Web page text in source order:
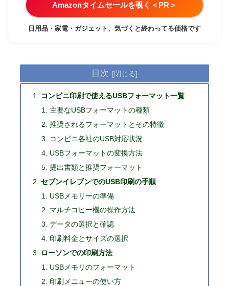
Amazonタイムセールを覗く＜PR＞
日用品・家電・ガジェット、気づくと終わってる価格です
目次
コンビニ印刷で使えるUSBフォーマット一覧
主要なUSBフォーマットの種類
推奨されるフォーマットとその特徴
コンビニ各社のUSB対応状況
USBフォーマットの変換方法
提出書類と推奨フォーマット
セブンイレブンでのUSB印刷の手順
USBメモリーの準備
マルチコピー機の操作方法
データの選択と確認
印刷料金とサイズの選択
ローソンでの印刷方法
USBメモリのフォーマット
印刷メニューの使い方